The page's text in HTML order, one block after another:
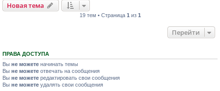
Новая тема
19 тем • Страница 1 из 1
Перейти
ПРАВА ДОСТУПА
Вы не можете начинать темы
Вы не можете отвечать на сообщения
Вы не можете редактировать свои сообщения
Вы не можете удалять свои сообщения